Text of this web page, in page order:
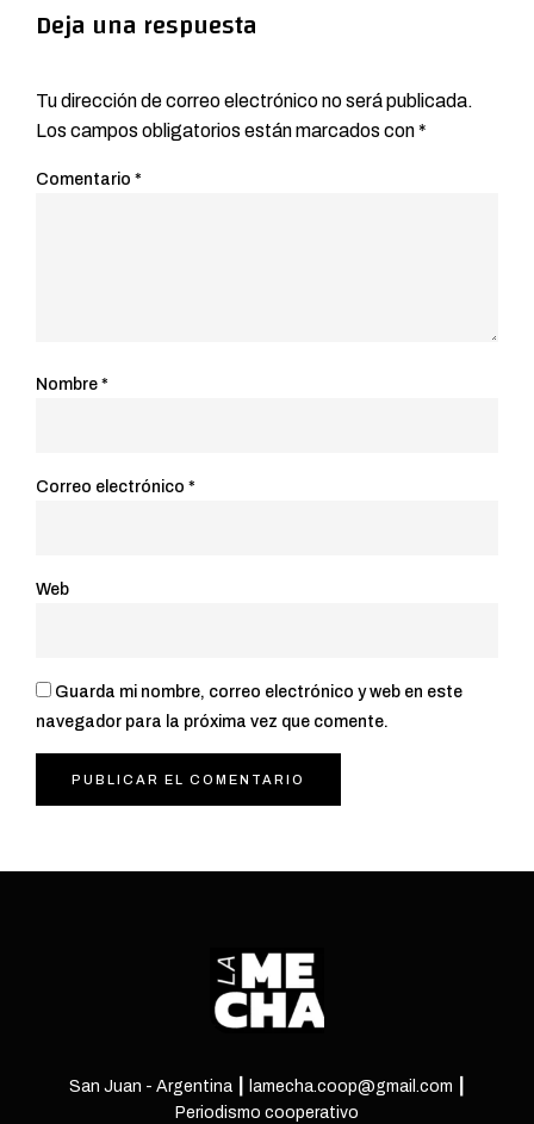
Deja una respuesta
Tu dirección de correo electrónico no será publicada.
Los campos obligatorios están marcados con*
Comentario *
Nombre *
Correo electrónico *
Web
Guarda mi nombre, correo electrónico y web en este
navegador para la próxima vez que comente.
San Juan - Argentina ┃ lamecha.coop@gmail.com ┃
Periodismo cooperativo